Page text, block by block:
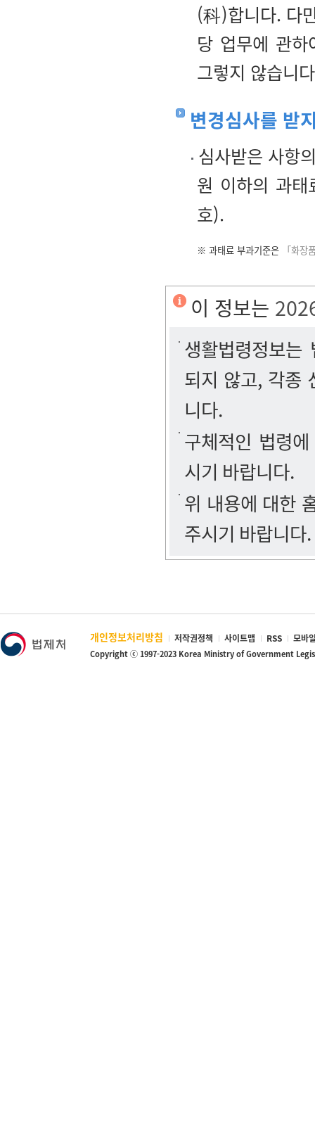
(科)합니다. 다
당 업무에 관
그렇지 않습니
변경심사를 받
심사받은 사항
원 이하의 과태
호).
※ 과태료 부과기준은 「화장
이 정보는
생활법령정보
되지 않고, 각종
니다.
구체적인 법령
시기 바랍니다.
위 내용에 대한
주시기 바랍니다.
개인정보처리방침 저작권정책 사이트맵 RSS 모바
Copyright ⓒ 1997-2023 Korea Ministry of Government